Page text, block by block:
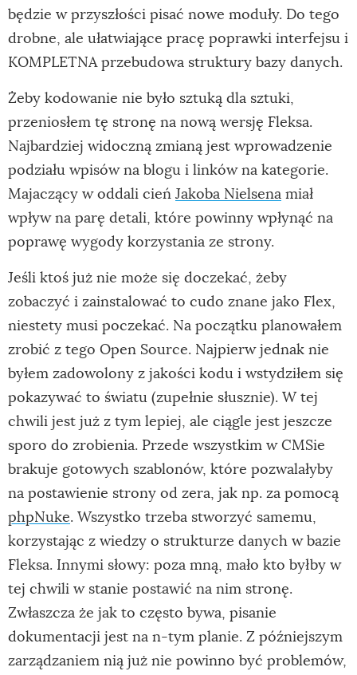
będzie w przyszłości pisać nowe moduły. Do tego
drobne, ale ułatwiające pracę poprawki interfejsu i
KOMPLETNA przebudowa struktury bazy danych.
Żeby kodowanie nie było sztuką dla sztuki,
przeniosłem tę stronę na nową wersję Fleksa.
Najbardziej widoczną zmianą jest wprowadzenie
podziału wpisów na blogu i linków na kategorie.
Majaczący w oddali cień Jakoba Nielsena miał
wpływ na parę detali, które powinny wpłynąć na
poprawę wygody korzystania ze strony.
Jeśli ktoś już nie może się doczekać, żeby
zobaczyć i zainstalować to cudo znane jako Flex,
niestety musi poczekać. Na początku planowałem
zrobić z tego Open Source. Najpierw jednak nie
byłem zadowolony z jakości kodu i wstydziłem się
pokazywać to światu (zupełnie słusznie). W tej
chwili jest już z tym lepiej, ale ciągle jest jeszcze
sporo do zrobienia. Przede wszystkim w CMSie
brakuje gotowych szablonów, które pozwalałyby
na postawienie strony od zera, jak np. za pomocą
phpNuke. Wszystko trzeba stworzyć samemu,
korzystając z wiedzy o strukturze danych w bazie
Fleksa. Innymi słowy: poza mną, mało kto byłby w
tej chwili w stanie postawić na nim stronę.
Zwłaszcza że jak to często bywa, pisanie
dokumentacji jest na n-tym planie. Z późniejszym
zarządzaniem nią już nie powinno być problemów,